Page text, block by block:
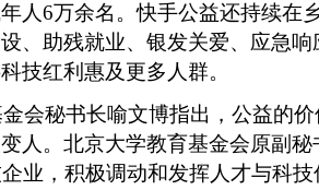
人6万余名。快手公益还持续在
、助残就业、银发关爱、应急
技红利惠及更多人群。
秘书长喻文博指出，公益的价
人。北京大学教育基金会原副
业，积极调动和发挥人才与科